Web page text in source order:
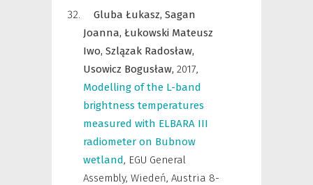
Gluba Łukasz, Sagan
Joanna, Łukowski Mateusz
Iwo, Szlązak Radosław,
Usowicz Bogusław, 2017,
Modelling of the L-band
brightness temperatures
measured with ELBARA III
radiometer on Bubnow
wetland, EGU General
Assembly, Wiedeń, Austria 8-